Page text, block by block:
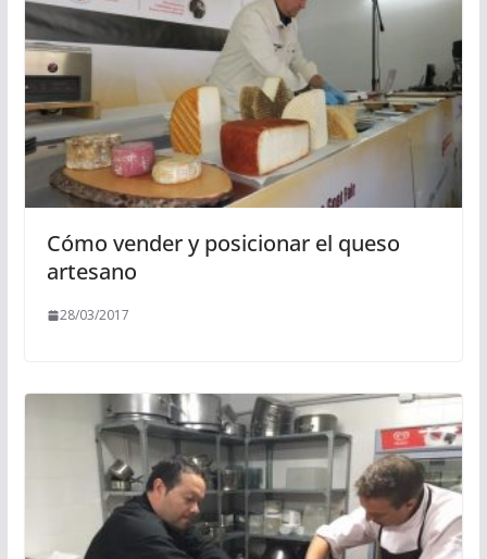
Cómo vender y posicionar el queso
artesano
28/03/2017